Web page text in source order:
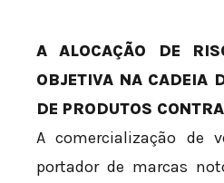
A ALOCAÇÃO DE
OBJETIVA NA CADEIA
DE PRODUTOS
A comercialização de
portador de marcas